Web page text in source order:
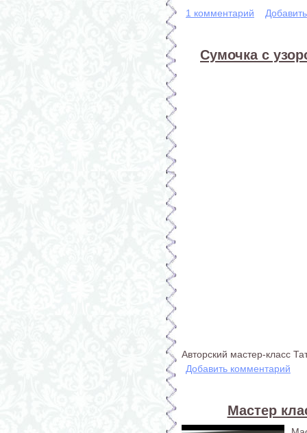
1 комментарий
Сумочка с
Авторский мастер-класс
Добавить комментарий
Мастер